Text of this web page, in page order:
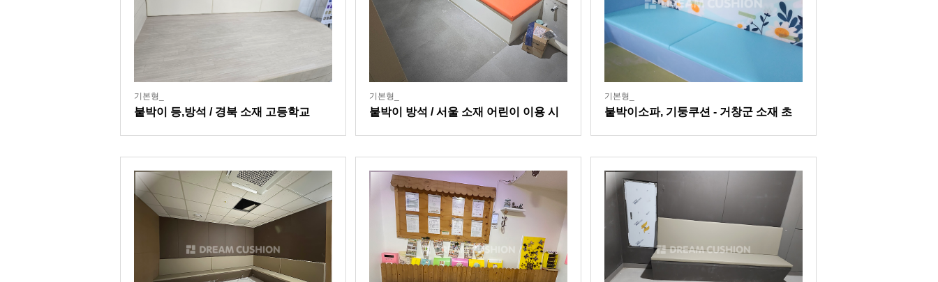
기본형_
붙박이 등,방석 / 경북 소재 고등학교
기본형_
붙박이 방석 / 서울 소재 어린이 이용 시
기본형_
붙박이소파, 기둥쿠션 - 거창군 소재 초